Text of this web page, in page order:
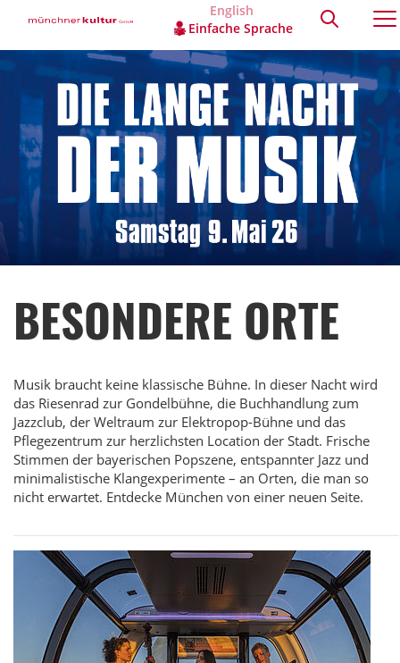
English
Einfache Sprache
BESONDERE ORTE
Musik braucht keine klassische Bühne. In dieser Nacht wird
das Riesenrad zur Gondelbühne, die Buchhandlung zum
Jazzclub, der Weltraum zur Elektropop-Bühne und das
Pflegezentrum zur herzlichsten Location der Stadt. Frische
Stimmen der bayerischen Popszene, entspannter Jazz und
minimalistische Klangexperimente – an Orten, die man so
nicht erwartet. Entdecke München von einer neuen Seite.